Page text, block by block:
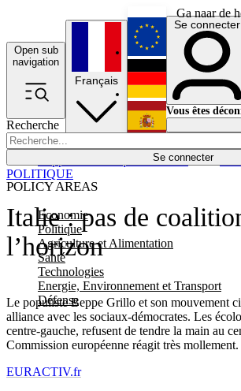
Ga naar de
Open sub
navigation
Recherche
Se connecter
POLICY AREAS
Economie
Politique
Agriculture et Alimentation
Santé
Technologies
Energie, Environnement et Transport
Défense
Économie
Français
English
Deutsch
Español
Se connecter
Vous êtes
Italie : pas de
l’horizon
Le populiste Beppe Grillo et son mouvement
alliance avec les sociaux-démocrates. Les
centre-gauche, refusent de tendre la main au
Commission européenne réagit très mollement.
POLITIQUE
EURACTIV.fr